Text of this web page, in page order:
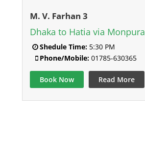
M. V. Farhan 3
Dhaka to Hatia via Monpura
Shedule Time:5:30 PM
Phone/Mobile:01785-630365
Book Now Read More